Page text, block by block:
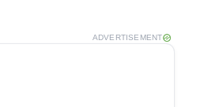
ADVERTISEMENT